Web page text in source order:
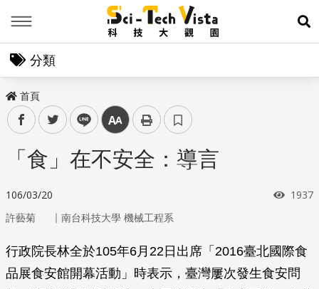
展
分類
首頁
facebooktwitter line 中
「食」在不安全：導言
106/03/20 瀏覽
1937
許藝菊 ｜ 南台科技大學 機械工程系
行政院長林全於105年6月22日出席「2016臺北國際食
品展食安館開幕活動」時表示，臺灣屢次發生食安問